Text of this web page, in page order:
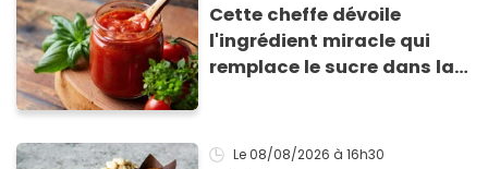
Cette cheffe dévoile
l'ingrédient miracle qui
remplace le sucre dans la
Le 08/08/2026 à 16h30